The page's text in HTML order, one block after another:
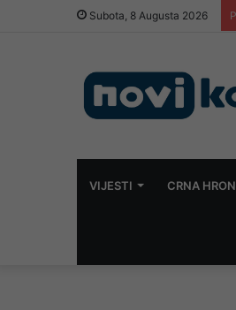
Subota, 8 Augusta 2026
VIJESTI CRNA